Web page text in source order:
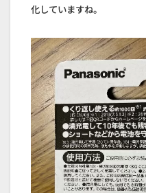
化していますね。